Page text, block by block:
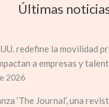
Últimas
redefine la movilidad
a empresas y
2026
‘The Journal’, una